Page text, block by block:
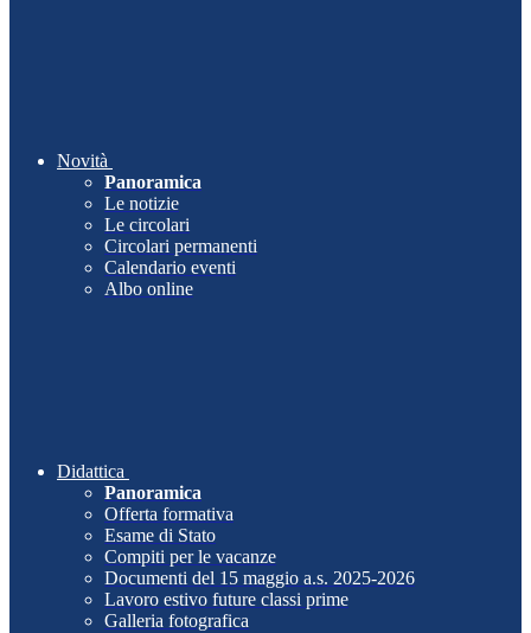
Novità
Panoramica
Le notizie
Le circolari
Circolari permanenti
Calendario eventi
Albo online
Didattica
Panoramica
Offerta formativa
Esame di Stato
Compiti per le vacanze
Documenti del 15 maggio a.s. 2025-2026
Lavoro estivo future classi prime
Galleria fotografica